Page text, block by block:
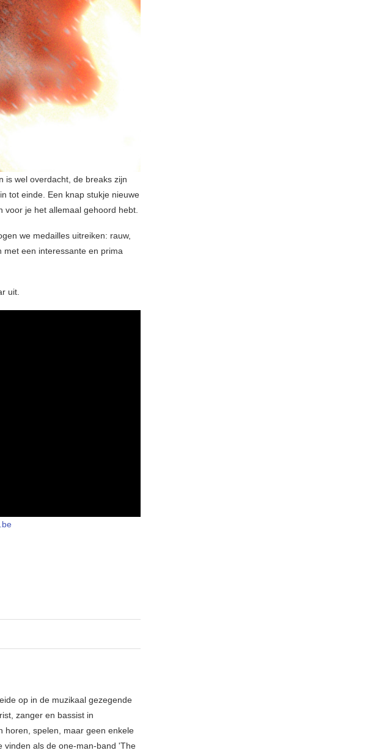
is wel overdacht, de breaks zijn
tot einde. Een knap stukje nieuwe
voor je het allemaal gehoord hebt.
we medailles uitreiken: rauw,
met een interessante en prima
uit.
op in de muzikaal gezegende
zanger en bassist in
horen, spelen, maar geen enkele
vinden als de one-man-band 'The